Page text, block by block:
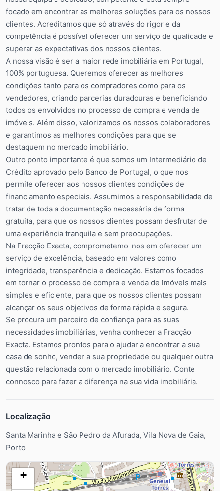
focado em encontrar as melhores soluções para os nossos
clientes. Acreditamos que só através do rigor e da
competência é possível oferecer um serviço de qualidade e
superar as expectativas dos nossos clientes.
A nossa visão é ser a maior rede imobiliária em Portugal,
100% portuguesa. Queremos oferecer as melhores
condições tanto para os compradores como para os
vendedores, criando parcerias duradouras e beneficiando
todos os envolvidos no processo de compra e venda de
imóveis. Além disso, valorizamos os nossos colaboradores
e garantimos as melhores condições para que se
destaquem no mercado imobiliário.
Outro ponto importante é que somos um Intermediário de
Crédito aprovado pelo Banco de Portugal, o que nos
permite oferecer aos nossos clientes condições de
financiamento especiais. Assumimos a responsabilidade de
tratar de toda a documentação necessária de forma
gratuita, para que os nossos clientes possam desfrutar de
uma experiência tranquila e sem preocupações.
Na Fracção Exacta, comprometemo-nos em oferecer um
serviço de excelência, baseado em valores como
integridade, transparência e dedicação. Estamos focados
em tornar o processo de compra e venda de imóveis mais
simples e eficiente, para que os nossos clientes possam
alcançar os seus objetivos de forma rápida e segura.
Se procura um parceiro de confiança para as suas
necessidades imobiliárias, venha conhecer a Fracção
Exacta. Estamos prontos para o ajudar a encontrar a sua
casa de sonho, vender a sua propriedade ou qualquer outra
questão relacionada com o mercado imobiliário. Conte
connosco para fazer a diferença na sua vida imobiliária.
Localização
Santa Marinha e São Pedro da Afurada, Vila Nova de Gaia,
Porto
+